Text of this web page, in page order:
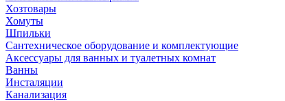
Хозтовары
Хомуты
Шпильки
Сантехническое оборудование и комплектующие
Аксессуары для ванных и туалетных комнат
Ванны
Инсталяции
Канализация